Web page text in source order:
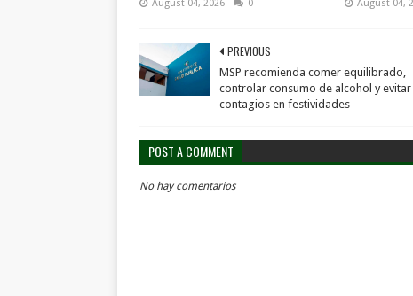
August 04, 2026 0 August 04,
PREVIOUS
MSP recomienda comer equilibrado,
controlar consumo de alcohol y evitar
contagios en festividades
POST A COMMENT
No hay comentarios